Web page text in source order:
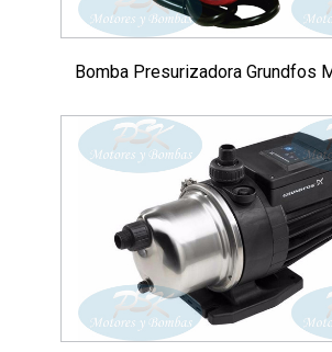
Bomba Presurizadora Grundfos